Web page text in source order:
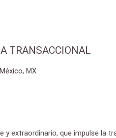
TRANSACCIONAL
MX
extraordinario, que impulse la